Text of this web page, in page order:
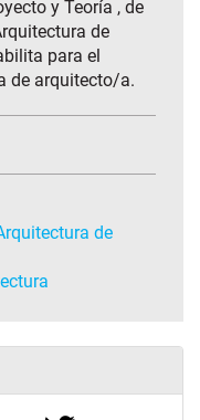
y Teoría , de
de
para el
de arquitecto/a.
de